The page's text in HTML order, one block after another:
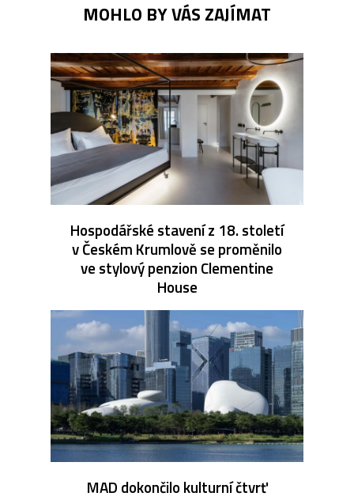
MOHLO BY VÁS ZAJÍMAT
Hospodářské stavení z 18. století
v Českém Krumlově se proměnilo
ve stylový penzion Clementine
House
MAD dokončilo kulturní čtvrť